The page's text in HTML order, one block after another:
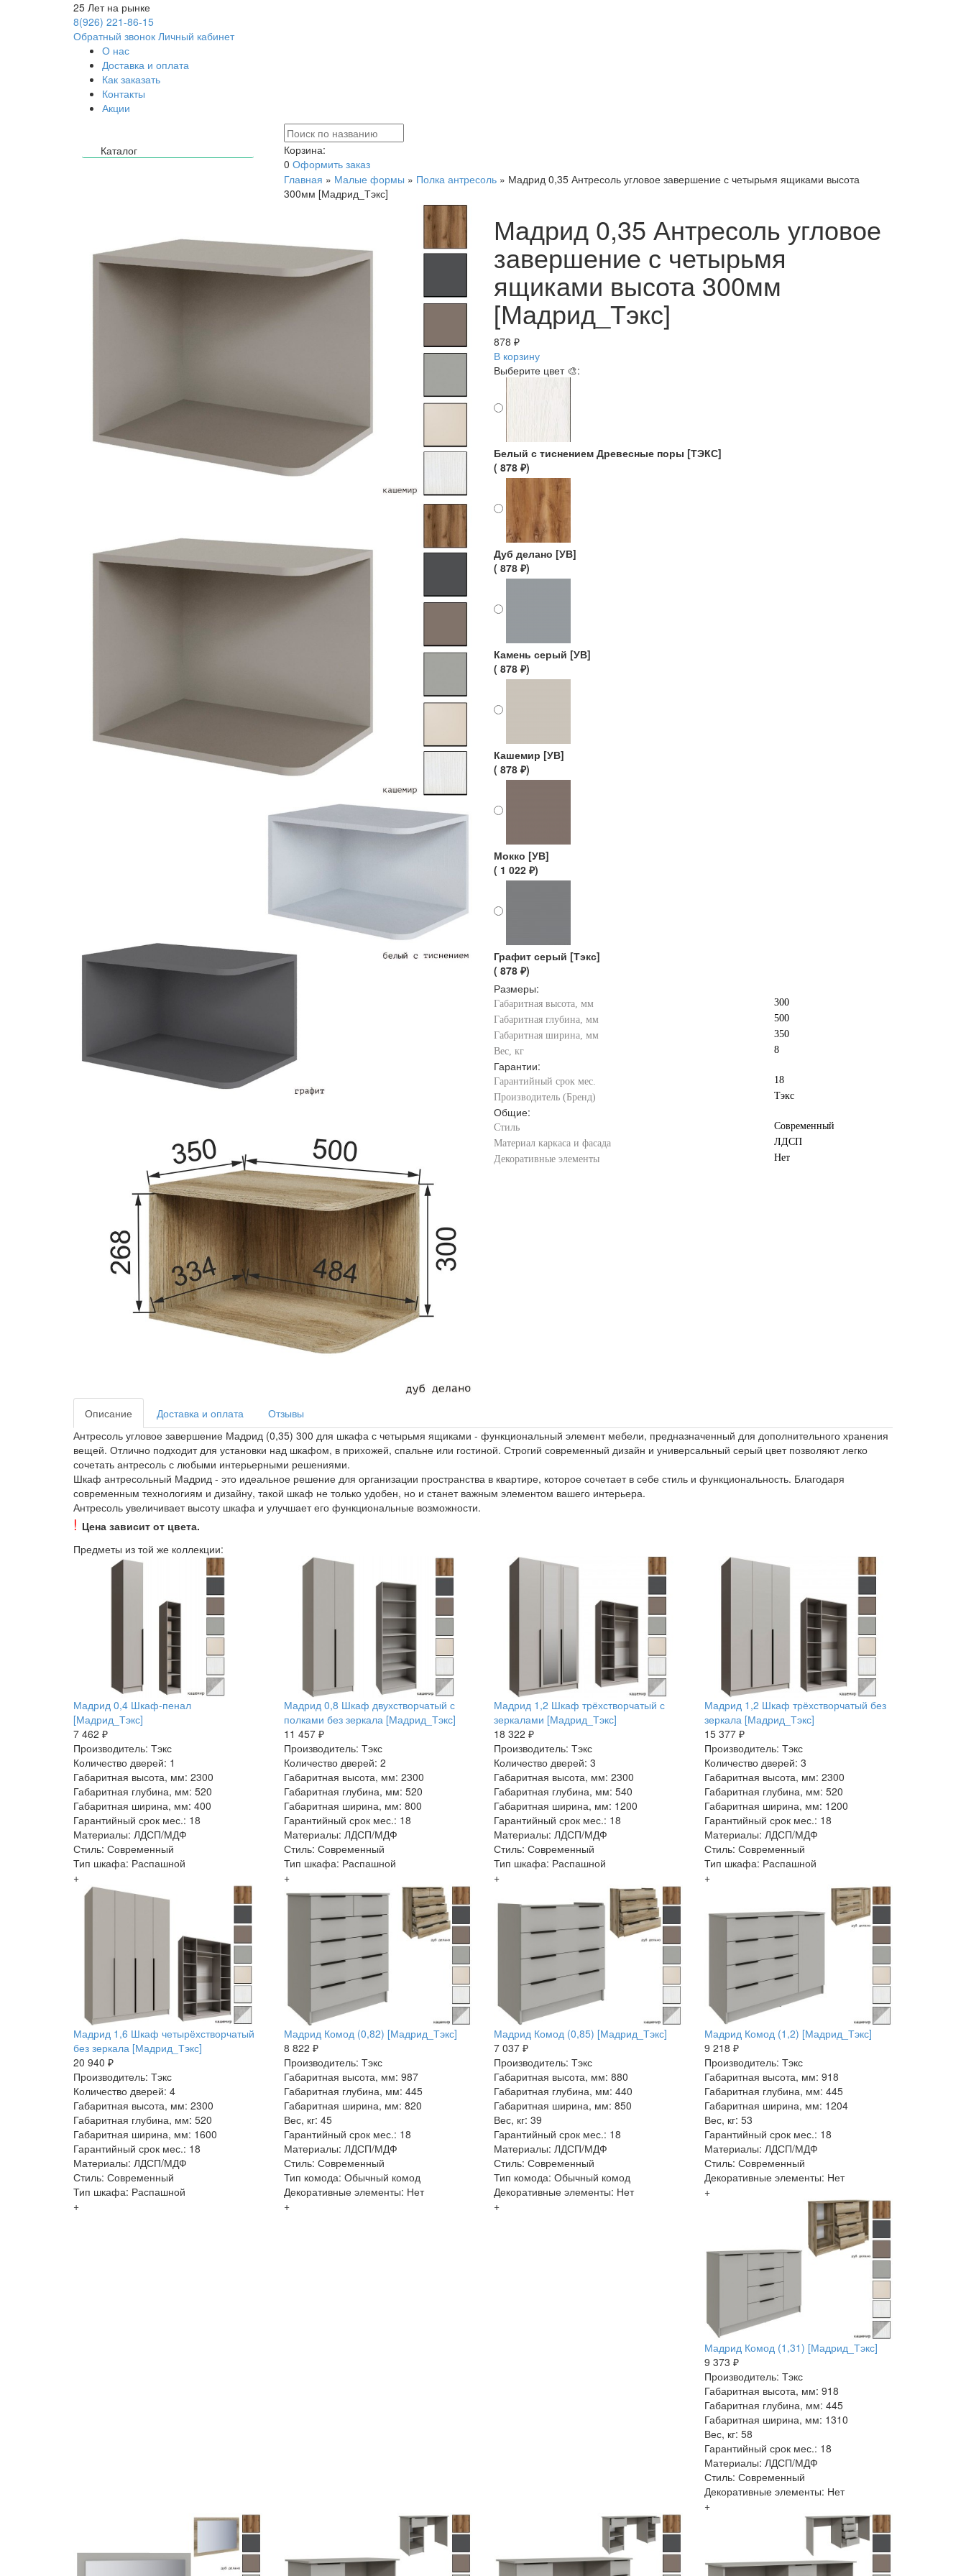
25 Лет на рынке
8(926) 221-86-15
Обратный звонок Личный кабинет
О нас
Доставка и оплата
Как заказать
Контакты
Акции
Каталог
Корзина:
0 Оформить заказ
Главная » Малые формы » Полка антресоль » Мадрид 0,35 Антресоль угловое завершение с четырьмя ящиками высота
300мм [Мадрид_Тэкс]
Мадрид 0,35 Антресоль угловое
завершение с четырьмя
ящиками высота 300мм
[Мадрид_Тэкс]
878 ₽
В корзину
Выберите цвет 🎨:
Белый с тиснением Древесные поры [ТЭКС]
( 878 ₽)
Дуб делано [УВ]
( 878 ₽)
Камень серый [УВ]
( 878 ₽)
Кашемир [УВ]
( 878 ₽)
Мокко [УВ]
( 1 022 ₽)
Графит серый [Тэкс]
( 878 ₽)
Размеры:
Габаритная высота, мм
300
Габаритная глубина, мм
500
Габаритная ширина, мм
350
Вес, кг
8
Гарантии:
Гарантийный срок мес.
18
Производитель (Бренд)
Тэкс
Общие:
Стиль
Современный
Материал каркаса и фасада
ЛДСП
Декоративные элементы
Нет
Описание Доставка и оплата
Отзывы
Антресоль угловое завершение Мадрид (0,35) 300 для шкафа с четырьмя ящиками - функциональный элемент мебели, предназначенный для дополнительного хранения
вещей. Отлично подходит для установки над шкафом, в прихожей, спальне или гостиной. Строгий современный дизайн и универсальный серый цвет позволяют легко
сочетать антресоль с любыми интерьерными решениями.
Шкаф антресольный Мадрид - это идеальное решение для организации пространства в квартире, которое сочетает в себе стиль и функциональность. Благодаря
современным технологиям и дизайну, такой шкаф не только удобен, но и станет важным элементом вашего интерьера.
Антресоль увеличивает высоту шкафа и улучшает его функциональные возможности.
! Цена зависит от цвета.
Предметы из той же коллекции:
Мадрид 0,4 Шкаф-пенал
[Мадрид_Тэкс]
7 462 ₽
Производитель: Тэкс
Количество дверей: 1
Габаритная высота, мм: 2300
Габаритная глубина, мм: 520
Габаритная ширина, мм: 400
Гарантийный срок мес.: 18
Материалы: ЛДСП/МДФ
Стиль: Современный
Тип шкафа: Распашной
+
Мадрид 0,8 Шкаф двухстворчатый с
полками без зеркала [Мадрид_Тэкс]
11 457 ₽
Производитель: Тэкс
Количество дверей: 2
Габаритная высота, мм: 2300
Габаритная глубина, мм: 520
Габаритная ширина, мм: 800
Гарантийный срок мес.: 18
Материалы: ЛДСП/МДФ
Стиль: Современный
Тип шкафа: Распашной
+
Мадрид 1,2 Шкаф трёхстворчатый с
зеркалами [Мадрид_Тэкс]
18 322 ₽
Производитель: Тэкс
Количество дверей: 3
Габаритная высота, мм: 2300
Габаритная глубина, мм: 540
Габаритная ширина, мм: 1200
Гарантийный срок мес.: 18
Материалы: ЛДСП/МДФ
Стиль: Современный
Тип шкафа: Распашной
+
Мадрид 1,2 Шкаф трёхстворчатый без
зеркала [Мадрид_Тэкс]
15 377 ₽
Производитель: Тэкс
Количество дверей: 3
Габаритная высота, мм: 2300
Габаритная глубина, мм: 520
Габаритная ширина, мм: 1200
Гарантийный срок мес.: 18
Материалы: ЛДСП/МДФ
Стиль: Современный
Тип шкафа: Распашной
+
Мадрид 1,6 Шкаф четырёхстворчатый
без зеркала [Мадрид_Тэкс]
20 940 ₽
Производитель: Тэкс
Количество дверей: 4
Габаритная высота, мм: 2300
Габаритная глубина, мм: 520
Габаритная ширина, мм: 1600
Гарантийный срок мес.: 18
Материалы: ЛДСП/МДФ
Стиль: Современный
Тип шкафа: Распашной
+
Мадрид Комод (0,82) [Мадрид_Тэкс]
8 822 ₽
Производитель: Тэкс
Габаритная высота, мм: 987
Габаритная глубина, мм: 445
Габаритная ширина, мм: 820
Вес, кг: 45
Гарантийный срок мес.: 18
Материалы: ЛДСП/МДФ
Стиль: Современный
Тип комода: Обычный комод
Декоративные элементы: Нет
+
Мадрид Комод (0,85) [Мадрид_Тэкс]
7 037 ₽
Производитель: Тэкс
Габаритная высота, мм: 880
Габаритная глубина, мм: 440
Габаритная ширина, мм: 850
Вес, кг: 39
Гарантийный срок мес.: 18
Материалы: ЛДСП/МДФ
Стиль: Современный
Тип комода: Обычный комод
Декоративные элементы: Нет
+
Мадрид Комод (1,2) [Мадрид_Тэкс]
9 218 ₽
Производитель: Тэкс
Габаритная высота, мм: 918
Габаритная глубина, мм: 445
Габаритная ширина, мм: 1204
Вес, кг: 53
Гарантийный срок мес.: 18
Материалы: ЛДСП/МДФ
Стиль: Современный
Декоративные элементы: Нет
+
Мадрид Комод (1,31) [Мадрид_Тэкс]
9 373 ₽
Производитель: Тэкс
Габаритная высота, мм: 918
Габаритная глубина, мм: 445
Габаритная ширина, мм: 1310
Вес, кг: 58
Гарантийный срок мес.: 18
Материалы: ЛДСП/МДФ
Стиль: Современный
Декоративные элементы: Нет
+